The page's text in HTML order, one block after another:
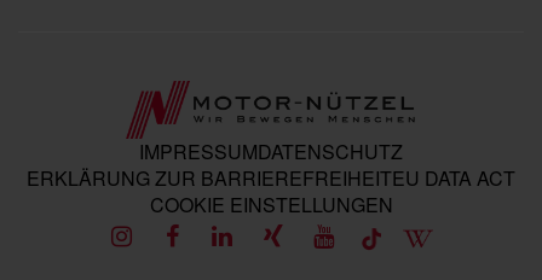
IMPRESSUMDATENSCHUTZ
ERKLÄRUNG ZUR BARRIEREFREIHEITEU DATA ACT
COOKIE EINSTELLUNGEN